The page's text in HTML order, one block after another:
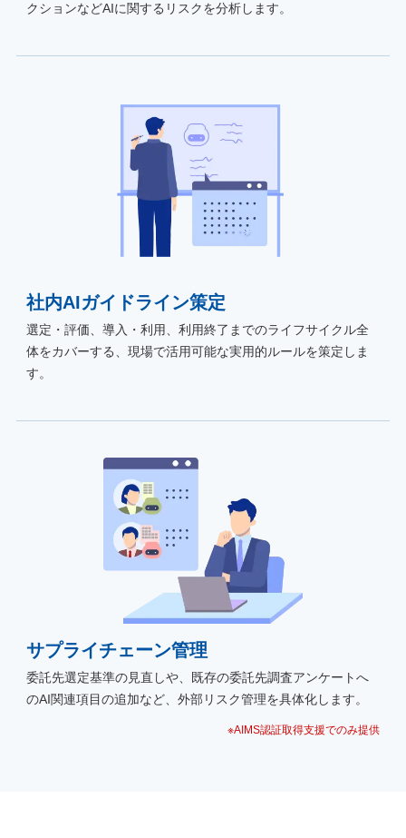
クションなどAIに関するリスクを分析します。
社内AIガイドライン策定
選定・評価、導入・利用、利用終了までのライフサイクル全
体をカバーする、現場で活用可能な実用的ルールを策定しま
す。
サプライチェーン管理
委託先選定基準の見直しや、既存の委託先調査アンケートへ
のAI関連項目の追加など、外部リスク管理を具体化します。
※AIMS認証取得支援でのみ提供